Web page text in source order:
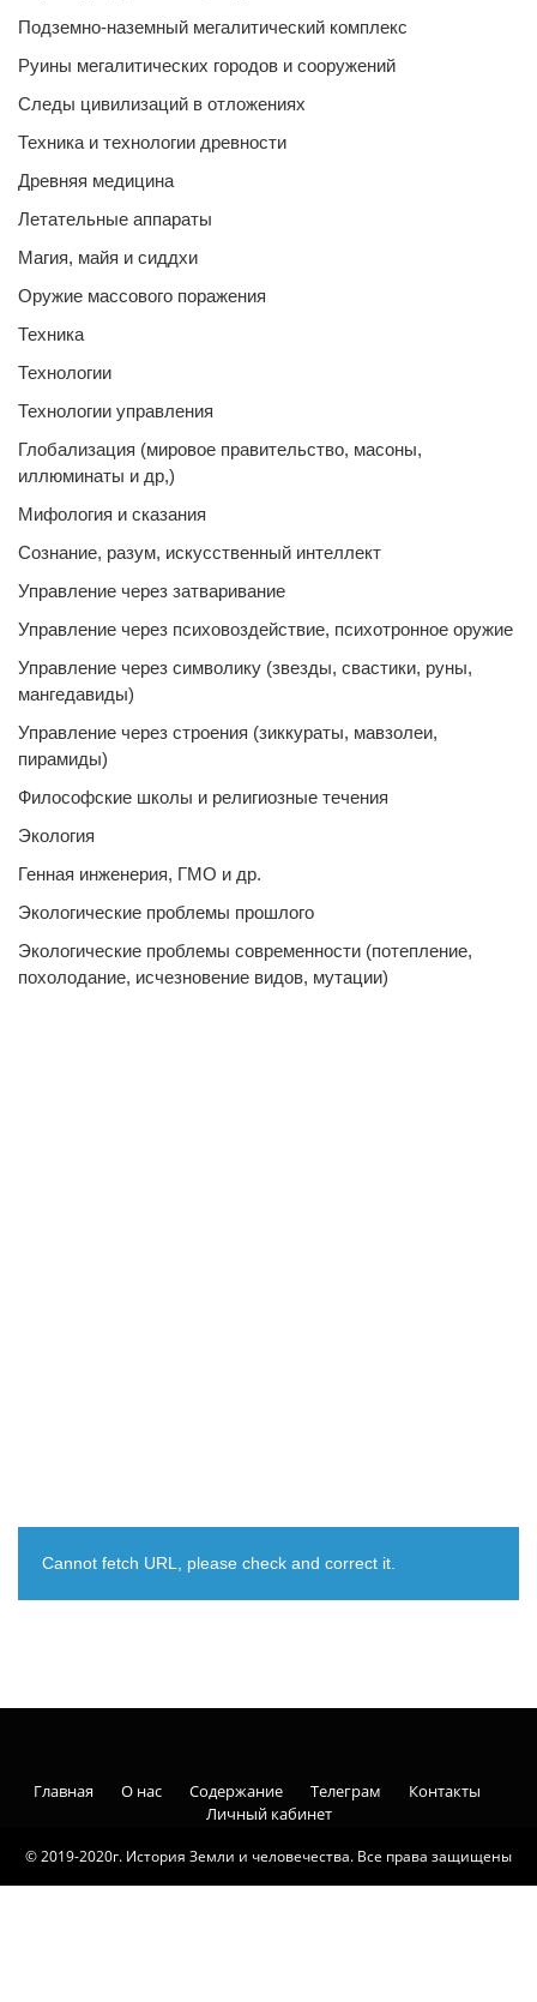
Подземно-наземный мегалитический комплекс
Руины мегалитических городов и сооружений
Следы цивилизаций в отложениях
Техника и технологии древности
Древняя медицина
Летательные аппараты
Магия, майя и сиддхи
Оружие массового поражения
Техника
Технологии
Технологии управления
Глобализация (мировое правительство, масоны,
иллюминаты и др,)
Мифология и сказания
Сознание, разум, искусственный интеллект
Управление через затваривание
Управление через психовоздействие, психотронное оружие
Управление через символику (звезды, свастики, руны,
мангедавиды)
Управление через строения (зиккураты, мавзолеи,
пирамиды)
Философские школы и религиозные течения
Экология
Генная инженерия, ГМО и др.
Экологические проблемы прошлого
Экологические проблемы современности (потепление,
похолодание, исчезновение видов, мутации)
Cannot fetch URL, please check and correct it.
© 2019-2020г. История Земли и человечества. Все права защищены
Главная О нас Содержание Телеграм
Контакты
Личный кабинет